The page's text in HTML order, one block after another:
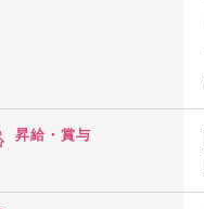
昇給・賞与